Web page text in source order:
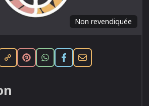
Non revendiquée